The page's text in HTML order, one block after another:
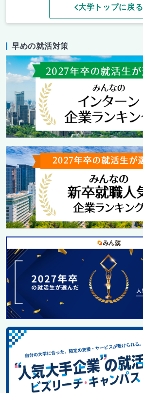
大学トップに戻る
早めの就活対策